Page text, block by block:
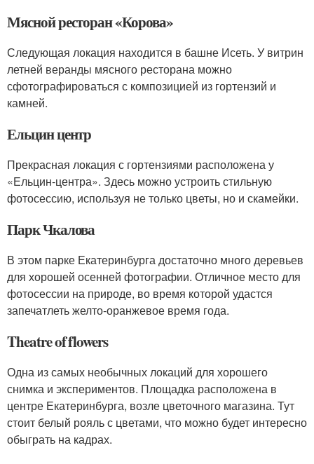
Мясной ресторан «Корова»
Следующая локация находится в башне Исеть. У витрин
летней веранды мясного ресторана можно
сфотографироваться с композицией из гортензий и
камней.
Ельцин центр
Прекрасная локация с гортензиями расположена у
«Ельцин-центра». Здесь можно устроить стильную
фотосессию, используя не только цветы, но и скамейки.
Парк Чкалова
В этом парке Екатеринбурга достаточно много деревьев
для хорошей осенней фотографии. Отличное место для
фотосессии на природе, во время которой удастся
запечатлеть желто-оранжевое время года.
Theatre of flowers
Одна из самых необычных локаций для хорошего
снимка и экспериментов. Площадка расположена в
центре Екатеринбурга, возле цветочного магазина. Тут
стоит белый рояль с цветами, что можно будет интересно
обыграть на кадрах.